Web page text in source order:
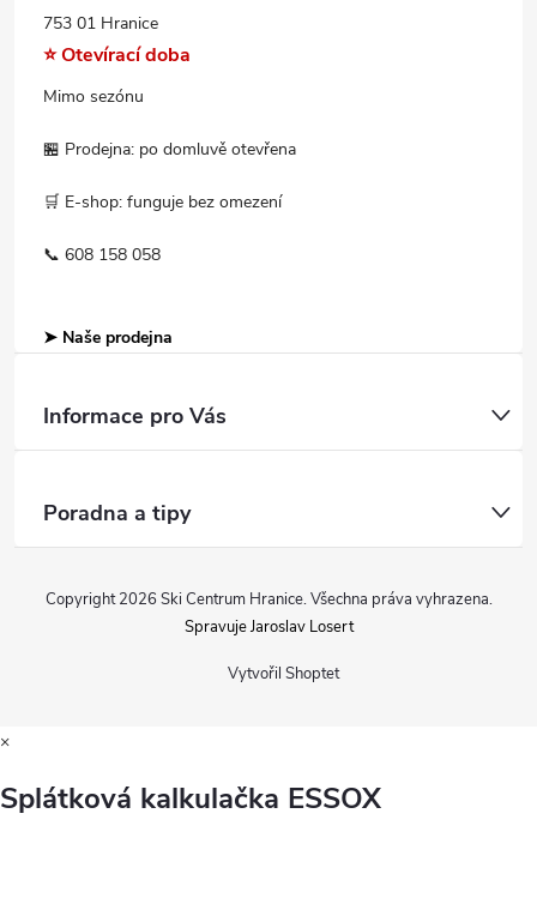
753 01 Hranice
⭐ Otevírací doba
Mimo sezónu
🏪 Prodejna: po domluvě otevřena
🛒 E-shop: funguje bez omezení
📞 608 158 058
➤ Naše prodejna
Informace pro Vás
Poradna a tipy
Vytvořil Shoptet
Copyright 2026 Ski Centrum Hranice. Všechna práva vyhrazena.
Spravuje Jaroslav Losert
×
Splátková kalkulačka ESSOX